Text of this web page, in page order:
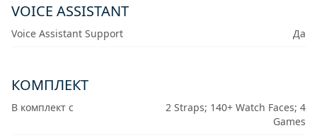
VOICE ASSISTANT
Voice Assistant Support Да
КОМПЛЕКТ
В комплект с
2 Straps; 140+ Watch Faces; 4
Games